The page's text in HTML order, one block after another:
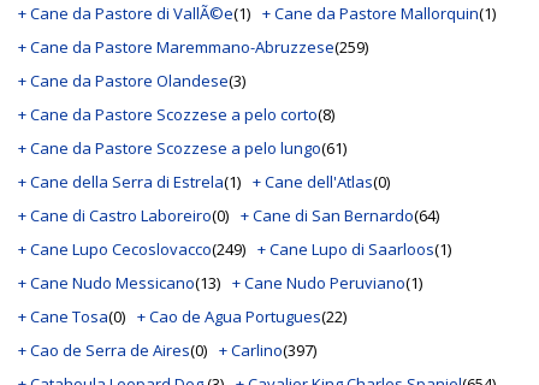
+ Cane da Pastore di VallÃ©e(1) + Cane da Pastore Mallorquin(1)
+ Cane da Pastore Maremmano-Abruzzese(259)
+ Cane da Pastore Olandese(3)
+ Cane da Pastore Scozzese a pelo corto(8)
+ Cane da Pastore Scozzese a pelo lungo(61)
+ Cane della Serra di Estrela(1) + Cane dell'Atlas(0)
+ Cane di Castro Laboreiro(0) + Cane di San Bernardo(64)
+ Cane Lupo Cecoslovacco(249) + Cane Lupo di Saarloos(1)
+ Cane Nudo Messicano(13) + Cane Nudo Peruviano(1)
+ Cane Tosa(0) + Cao de Agua Portugues(22)
+ Cao de Serra de Aires(0) + Carlino(397)